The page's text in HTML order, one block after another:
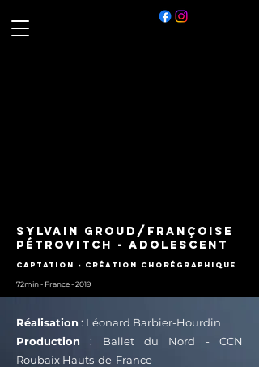
Sylvain groud/Françoise
pétrovitch - adolescent
Captation - Création chorégraphique
72min - France - 2019
Réalisation : Léonard Barbier-Hourdin
Production : Ballet du Nord - CCN
Roubaix Hauts-de-France